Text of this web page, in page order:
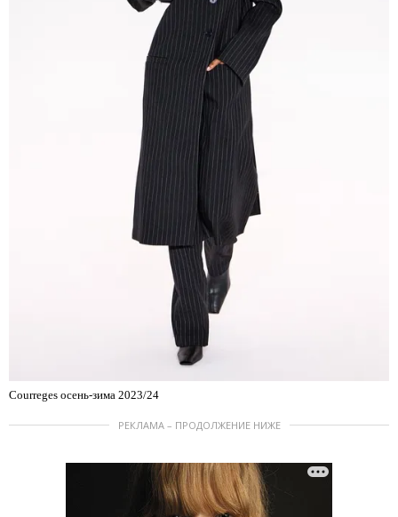
Courreges осень-зима 2023/24
РЕКЛАМА – ПРОДОЛЖЕНИЕ НИЖЕ